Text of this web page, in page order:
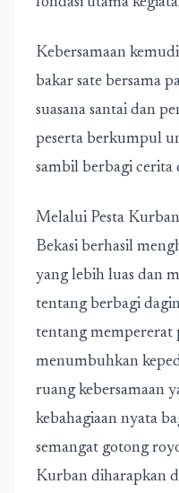
Kebersamaan
bakar sate bersama
suasana santai dan
peserta berkumpul
sambil berbagi cerita
Melalui Pesta
Bekasi berhasil
yang lebih luas dan
tentang berbagi
tentang mempererat
menumbuhkan
ruang kebersamaan
kebahagiaan nyata
semangat gotong
Kurban diharapkan